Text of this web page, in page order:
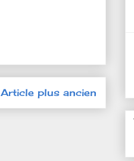
Article plus ancien